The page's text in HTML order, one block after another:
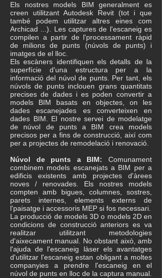
Els nostres models BIM generalment es
creen utilitzant Autodesk Revit (tot i que
també podem utilitzar altres eines com
Archicad ...). Les captures de l'escaneig es
compilen a partir de l'processament ràpid
de milions de punts (núvols de punts) i
imatges de el lloc.
Els escàners identifiquen els detalls de la
superfície d'una estructura per a la
informació del núvol de punts. Per tant, els
núvols de punts inclouen grans quantitats
precises de dades i es poden convertir a
models BIM basats en objectes, on les
dades escanejades es converteixen en
dades BIM. El nostre servei de modelatge
de núvol de punts a BIM crea models
precisos per a fins de construcció, així com
per a projectes de remodelació i renovació.
Núvol de punts a BIM: Comunament
combinem models escanejats a BIM per a
edificis existents amb projectes d'àrees
noves / renovades. Els nostres models
compten amb bigues, columnes, sostres,
parets internes, elements externs de
l'paisatge i accessoris MEP si fos necessari.
La producció de models 3D o models 2D en
condicions de construcció anteriors es va
realitzar utilitzant metodologies
d'aixecament manual. No obstant això, amb
l'ajuda de l'escaneig làser els avantatges
d'utilitzar l'escaneig estan obligant a moltes
companyies a prendre l'escaneig en el
núvol de punts en lloc de la captura manual.